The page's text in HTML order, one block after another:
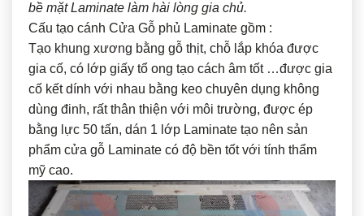
bề mặt Laminate làm hài lòng gia chủ.
Cấu tạo cánh Cửa Gỗ phủ Laminate gồm :
Tạo khung xương bằng gỗ thịt, chỗ lắp khóa được
gia cố, có lớp giấy tổ ong tạo cách âm tốt …được gia
cố kết dính với nhau bằng keo chuyên dụng không
dùng đinh, rất thân thiện với môi trường, được ép
bằng lực 50 tấn, dán 1 lớp Laminate tạo nên sản
phẩm cửa gỗ Laminate có độ bền tốt với tính thẩm
mỹ cao.